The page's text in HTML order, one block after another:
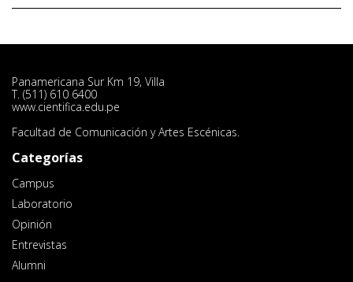
Panamericana Sur Km 19, Villa
T. (511) 610 6400
www.cientifica.edu.pe
Facultad de Comunicación y Artes Escénicas.
Categorías
Campus
Laboratorio
Opinión
Entrevistas
Alumni